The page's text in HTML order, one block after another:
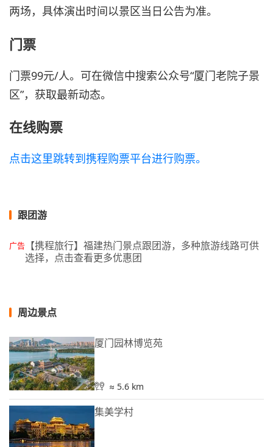
两场，具体演出时间以景区当日公告为准。
门票
门票99元/人。可在微信中搜索公众号“厦门老院子景
区”，获取最新动态。
在线购票
点击这里跳转到携程购票平台进行购票。
跟团游
广告 【携程旅行】福建热门景点跟团游，多种旅游线路可供
选择，点击查看更多优惠团
周边景点
厦门园林博览苑
≈ 5.6 km
集美学村